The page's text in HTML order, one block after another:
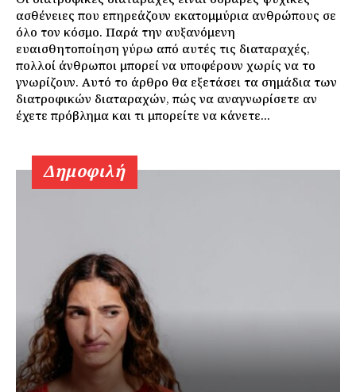
ασθένειες που επηρεάζουν εκατομμύρια ανθρώπους σε
όλο τον κόσμο. Παρά την αυξανόμενη
ευαισθητοποίηση γύρω από αυτές τις διαταραχές,
πολλοί άνθρωποι μπορεί να υποφέρουν χωρίς να το
γνωρίζουν. Αυτό το άρθρο θα εξετάσει τα σημάδια των
διατροφικών διαταραχών, πώς να αναγνωρίσετε αν
έχετε πρόβλημα και τι μπορείτε να κάνετε...
Δημοφιλή